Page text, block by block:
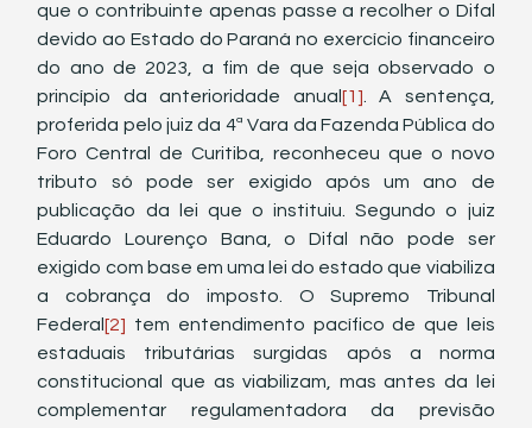
que o contribuinte apenas passe a recolher o Difal
devido ao Estado do Paraná no exercício financeiro
do ano de 2023, a fim de que seja observado o
princípio da anterioridade anual [1] . A sentença,
proferida pelo juiz da 4ª Vara da Fazenda Pública do
Foro Central de Curitiba, reconheceu que o novo
tributo só pode ser exigido após um ano de
publicação da lei que o instituiu. Segundo o juiz
Eduardo Lourenço Bana, o Difal não pode ser
exigido com base em uma lei do estado que viabiliza
a cobrança do imposto. O Supremo Tribunal
Federal[2] tem entendimento pacífico de que leis
estaduais tributárias surgidas após a norma
constitucional que as viabilizam, mas antes da lei
complementar regulamentadora da previsão